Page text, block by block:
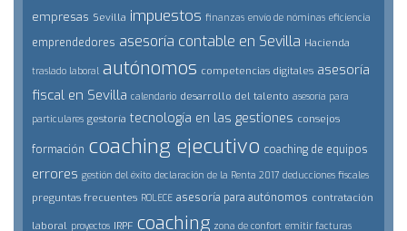
empresas Sevilla impuestos finanzas envío de nóminas eficiencia
emprendedores asesoría contable en Sevilla Hacienda
traslado laboral autónomos competencias digitales asesoría
fiscal en Sevilla calendario desarrollo del talento asesoría para
particulares gestoría tecnología en las gestiones consejos
formación coaching ejecutivo coaching de equipos
errores gestión del éxito declaración de la Renta 2017 deducciones fiscales
preguntas frecuentes ROLECE asesoría para autónomos contratación
laboral proyectos IRPF coaching zona de confort emitir facturas